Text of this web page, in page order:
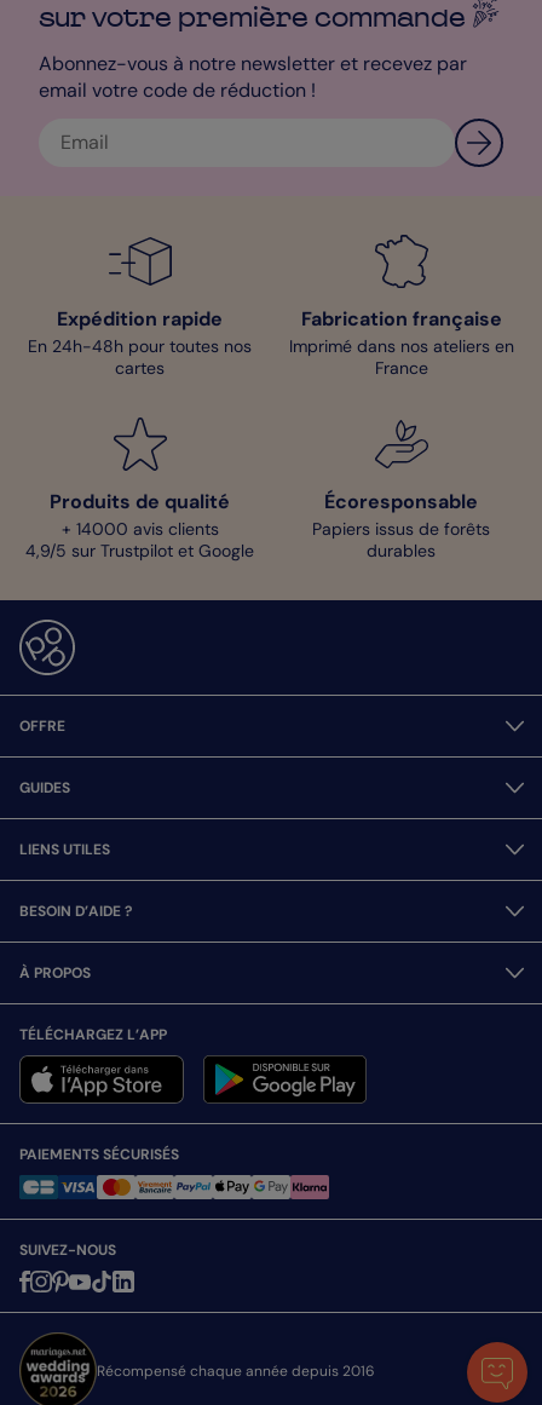
sur votre première commande
Abonnez-vous à notre newsletter et recevez par
email votre code de réduction !
Expédition rapide
En 24h-48h pour toutes nos
cartes
Fabrication française
Imprimé dans nos ateliers en
France
Produits de qualité
+ 14000 avis clients
4,9/5 sur Trustpilot et Google
Écoresponsable
Papiers issus de forêts
durables
OFFRE
GUIDES
LIENS UTILES
BESOIN D’AIDE ?
À PROPOS
TÉLÉCHARGEZ L’APP
PAIEMENTS SÉCURISÉS
SUIVEZ-NOUS
Récompensé chaque année depuis 2016